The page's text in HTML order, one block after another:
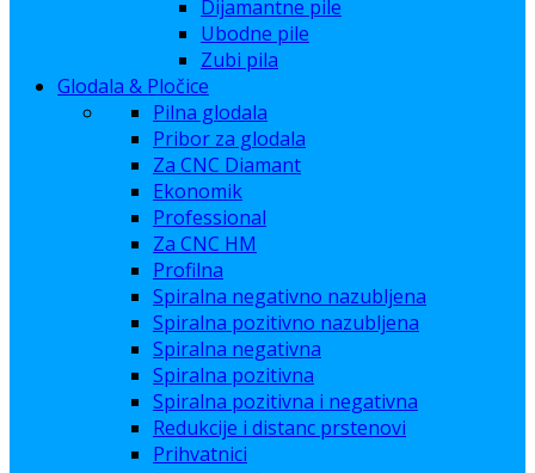
Dijamantne pile
Ubodne pile
Zubi pila
Glodala & Pločice
Pilna glodala
Pribor za glodala
Za CNC Diamant
Ekonomik
Professional
Za CNC HM
Profilna
Spiralna negativno nazubljena
Spiralna pozitivno nazubljena
Spiralna negativna
Spiralna pozitivna
Spiralna pozitivna i negativna
Redukcije i distanc prstenovi
Prihvatnici